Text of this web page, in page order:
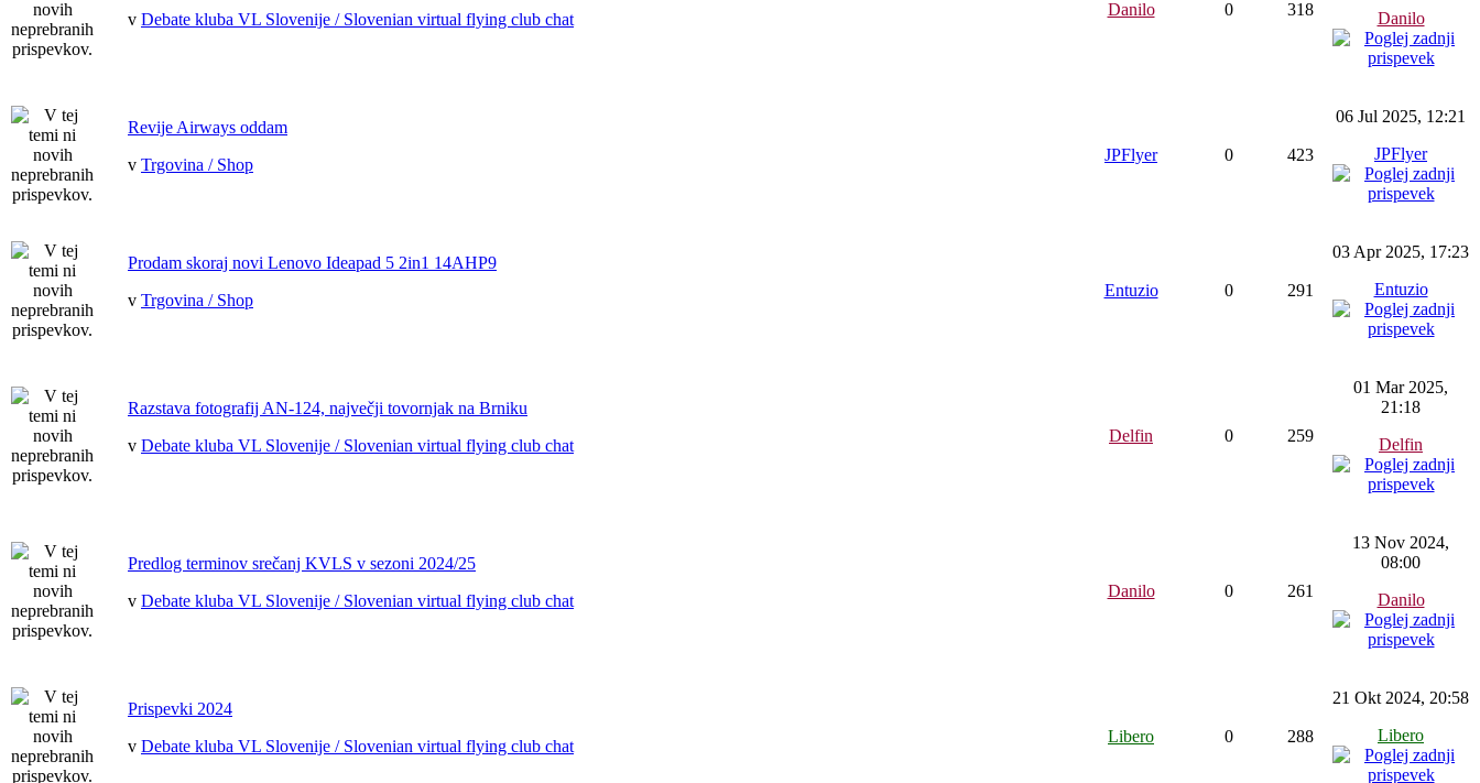
v Debate kluba VL Slovenije / Slovenian virtual flying club chat
Danilo 0 318
Danilo
Revije Airways oddam
v Trgovina / Shop
JPFlyer 0 423
06 Jul 2025, 12:21
JPFlyer
Prodam skoraj novi Lenovo Ideapad 5 2in1 14AHP9
v Trgovina / Shop
Entuzio 0 291
03 Apr 2025, 17:23
Entuzio
Razstava fotografij AN-124, največji tovornjak na Brniku
v Debate kluba VL Slovenije / Slovenian virtual flying club chat
Delfin 0 259
01 Mar 2025,
21:18
Delfin
Predlog terminov srečanj KVLS v sezoni 2024/25
v Debate kluba VL Slovenije / Slovenian virtual flying club chat
Danilo 0 261
13 Nov 2024,
08:00
Danilo
Prispevki 2024
v Debate kluba VL Slovenije / Slovenian virtual flying club chat
Libero 0 288
21 Okt 2024, 20:58
Libero